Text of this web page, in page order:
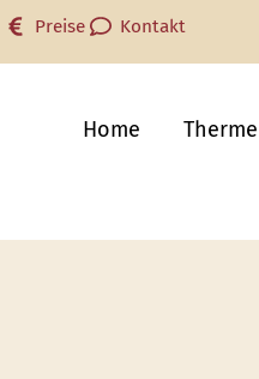
Preise Kontakt
Home Therme